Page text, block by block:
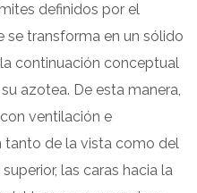
definidos por el
transforma en un sólido
continuación conceptual
azotea. De esta manera,
ventilación e
tanto de la vista como del
las caras hacia la